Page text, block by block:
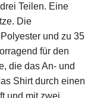
Teilen. Eine
Die
und zu 35
für den
die das An- und
Shirt durch einen
und mit zwei